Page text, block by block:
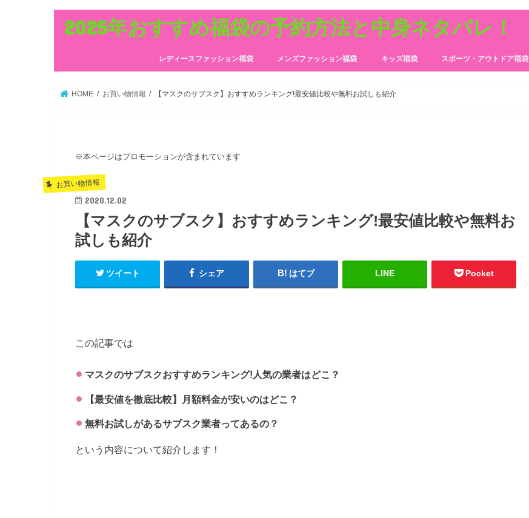
2025年おすすめ福袋の予約方法と中身ネタバレ！
レディースファッション福袋 メンズファッション福袋 キッズ福袋 スポーツ・アウトドア福袋
HOME お買い物情報 【マスクのサブスク】おすすめランキング!最安値比較や無料お試しも紹介
※本ページはプロモーションが含まれています
お買い物情報
2020.12.02
【マスクのサブスク】おすすめランキング!最安値比較や無料お
試しも紹介
ツイート シェア はてブ LINE Pocket
この記事では
マスクのサブスクおすすめランキング!人気の業者はどこ？
【最安値を徹底比較】月額料金が安いのはどこ？
無料お試しがあるサブスク業者ってあるの？
という内容について紹介します！